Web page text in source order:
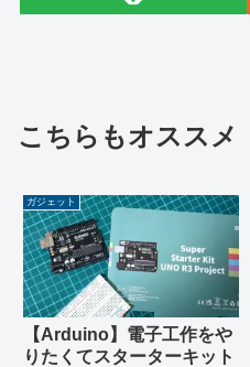
こちらもオススメ
ガジェット
【Arduino】電子工作をや
りたくてスターターキット